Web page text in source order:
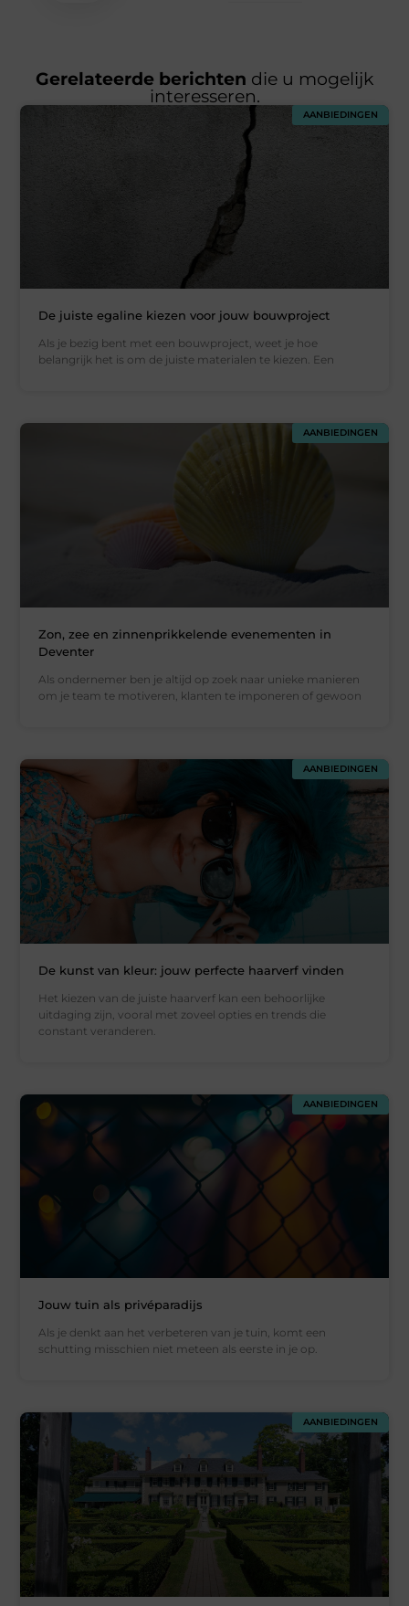
Gerelateerde berichten die u mogelijk
interesseren.
AANBIEDINGEN
De juiste egaline kiezen voor jouw bouwproject
Als je bezig bent met een bouwproject, weet je hoe
belangrijk het is om de juiste materialen te kiezen. Een
AANBIEDINGEN
Zon, zee en zinnenprikkelende evenementen in
Deventer
Als ondernemer ben je altijd op zoek naar unieke manieren
om je team te motiveren, klanten te imponeren of gewoon
AANBIEDINGEN
De kunst van kleur: jouw perfecte haarverf vinden
Het kiezen van de juiste haarverf kan een behoorlijke
uitdaging zijn, vooral met zoveel opties en trends die
constant veranderen.
AANBIEDINGEN
Jouw tuin als privéparadijs
Als je denkt aan het verbeteren van je tuin, komt een
schutting misschien niet meteen als eerste in je op.
AANBIEDINGEN